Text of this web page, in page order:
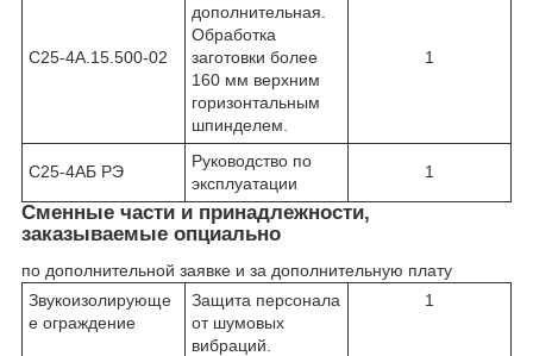
С25-4А.15.500-02
дополнительная.
Обработка
заготовки более
160 мм верхним
горизонтальным
шпинделем.
1
С25-4АБ РЭ
Руководство по
эксплуатации
1
Сменные части и принадлежности,
заказываемые опциально
по дополнительной заявке и за дополнительную плату
Звукоизолирующе
е ограждение
Защита персонала
от шумовых
вибраций.
1